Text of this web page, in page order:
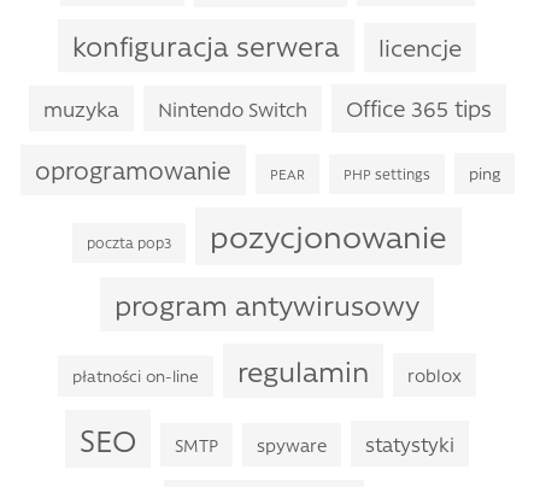
konfiguracja serwera licencje
muzyka Nintendo Switch Office 365 tips
oprogramowanie PEAR PHP settings ping
poczta pop3 pozycjonowanie
program antywirusowy
płatności on-line regulamin roblox
SEO SMTP spyware statystyki